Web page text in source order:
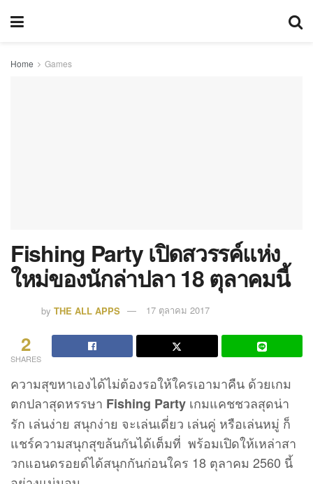
Home Games
Fishing Party เปิดสวรรค์แห่ง
ใหม่ของนักล่าปลา 18 ตุลาคมนี้
by THE ALL APPS 17 ตุลาคม 2017
2
SHARES
ความสุขหาเองได้ไม่ต้องรอให้ใครเอามาคืน ด้วยเกม
ตกปลาสุดหรรษา Fishing Party เกมแคชชวลสุดน่า
รัก เล่นง่าย สนุกง่าย จะเล่นเดี่ยว เล่นคู่ หรือเล่นหมู่ ก็
แชร์ความสนุกสุขล้นกันได้เต็มที่ พร้อมเปิดให้เหล่าสา
วกแอนดรอยด์ได้สนุกกันก่อนใคร 18 ตุลาคม 2560 นี้